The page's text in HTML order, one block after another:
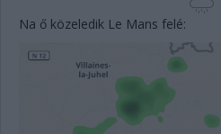
Na ő közeledik Le Mans felé: